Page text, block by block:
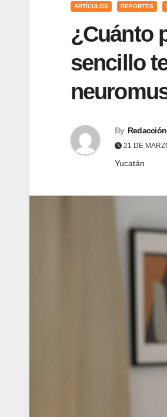
ARTÍCULOS DEPORTES
¿Cuánto
sencillo
By Redacción
21 DE
Yucatán